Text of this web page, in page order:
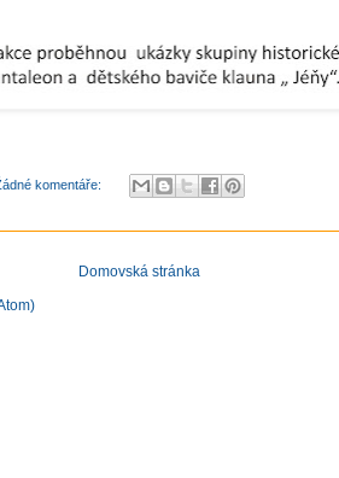
komentáře:
Domovská stránka